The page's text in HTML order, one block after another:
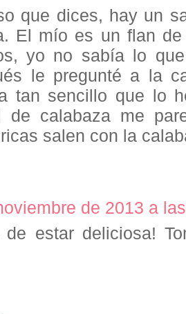
que dices, hay un
El mío es un flan
yo no sabía lo
le pregunté a la
tan sencillo que lo
de calabaza me
salen con la
de 2013 a
de estar deliciosa!